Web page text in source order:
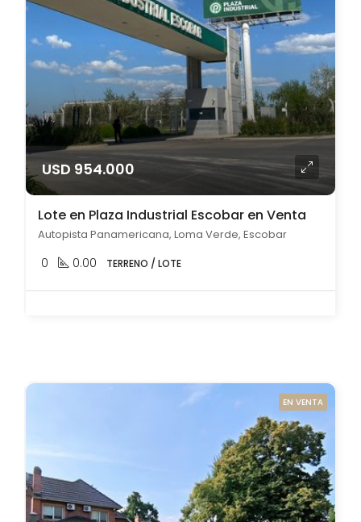
USD 954.000
Lote en Plaza Industrial Escobar en Venta
Autopista Panamericana, Loma Verde, Escobar
0 0.00 TERRENO / LOTE
EN VENTA